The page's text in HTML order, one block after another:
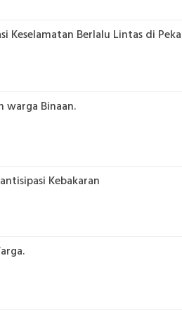
Keselamatan Berlalu Lintas di
warga Binaan.
Kebakaran